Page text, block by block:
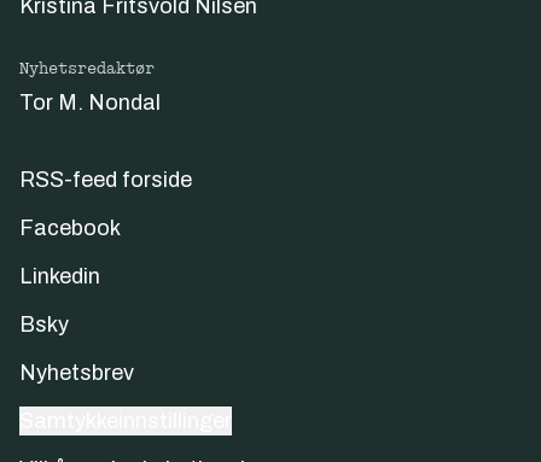
Kristina Fritsvold Nilsen
Nyhetsredaktør
Tor M. Nondal
RSS-feed forside
Facebook
Linkedin
Bsky
Nyhetsbrev